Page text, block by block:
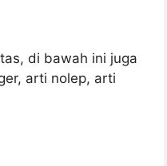
di bawah ini juga
arti nolep, arti